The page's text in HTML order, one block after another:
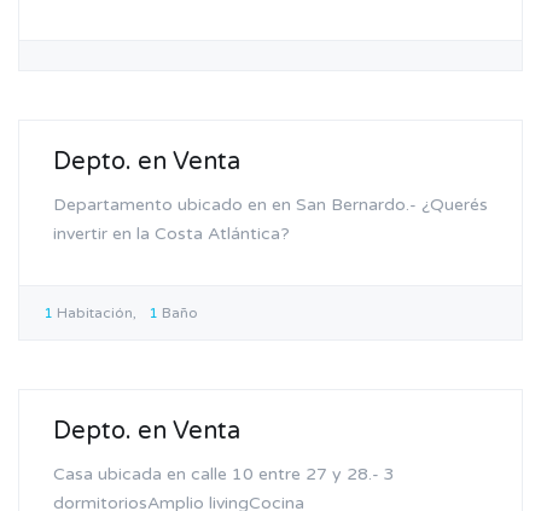
Depto. en Venta
Departamento ubicado en en San Bernardo.- ¿Querés
invertir en la Costa Atlántica?
1 Habitación 1 Baño
Depto. en Venta
Casa ubicada en calle 10 entre 27 y 28.- 3
dormitoriosAmplio livingCocina